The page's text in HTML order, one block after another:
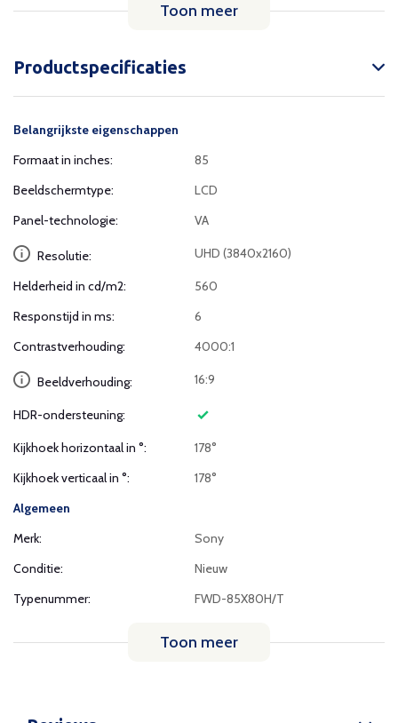
Toon meer
Productspecificaties
Belangrijkste eigenschappen
Formaat in inches:
85
Beeldschermtype:
LCD
Panel-technologie:
VA
Resolutie: UHD (3840x2160)
Helderheid in cd/m2:
560
Responstijd in ms:
6
Contrastverhouding:
4000:1
Beeldverhouding: 16:9
HDR-ondersteuning:
Kijkhoek horizontaal in °:
178°
Kijkhoek verticaal in °:
178°
Algemeen
Merk:
Sony
Conditie:
Nieuw
Typenummer:
FWD-85X80H/T
Toon meer